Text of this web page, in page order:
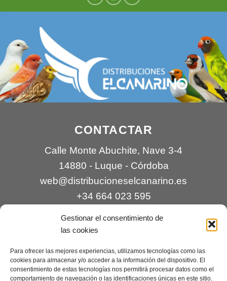
Gestionar el consentimiento de
las cookies
Para ofrecer las mejores experiencias, utilizamos tecnologías como las
cookies para almacenar y/o acceder a la información del dispositivo. El
consentimiento de estas tecnologías nos permitirá procesar datos como el
comportamiento de navegación o las identificaciones únicas en este sitio.
CONTACTAR
Calle Monte Abuchite, Nave 3-4
14880 - Luque - Córdoba
web@distribucioneselcanarino.es
+34 664 023 595